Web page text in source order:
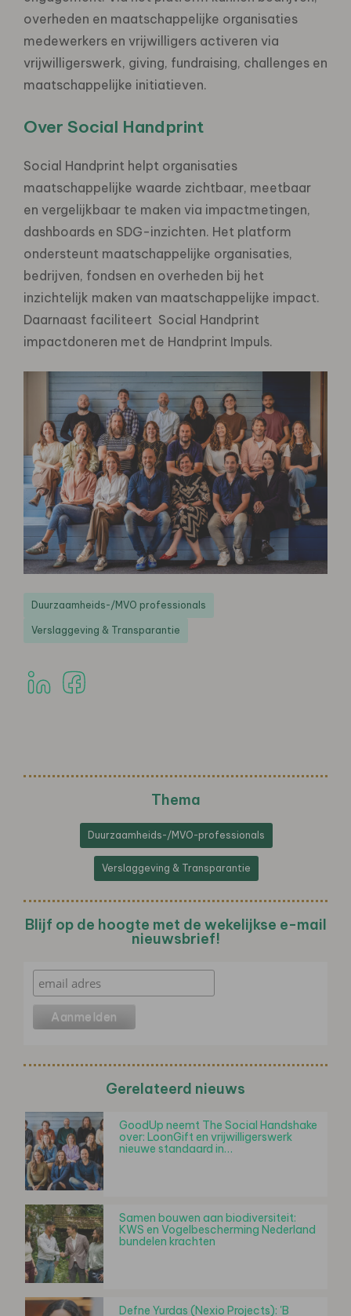
overheden en maatschappelijke organisaties
medewerkers en vrijwilligers activeren via
vrijwilligerswerk, giving, fundraising, challenges en
maatschappelijke initiatieven.
Over Social Handprint
Social Handprint helpt organisaties
maatschappelijke waarde zichtbaar, meetbaar
en vergelijkbaar te maken via impactmetingen,
dashboards en SDG-inzichten. Het platform
ondersteunt maatschappelijke organisaties,
bedrijven, fondsen en overheden bij het
inzichtelijk maken van maatschappelijke impact.
Daarnaast faciliteert Social Handprint
impactdoneren met de Handprint Impuls.
Duurzaamheids-/MVO professionals
Verslaggeving & Transparantie
Thema
Duurzaamheids-/MVO-professionals
Verslaggeving & Transparantie
Blijf op de hoogte met de wekelijkse e-mail
nieuwsbrief!
Gerelateerd nieuws
GoodUp neemt The Social Handshake
over: LoonGift en vrijwilligerswerk
nieuwe standaard in…
Samen bouwen aan biodiversiteit:
KWS en Vogelbescherming Nederland
bundelen krachten
Defne Yurdas (Nexio Projects): 'B